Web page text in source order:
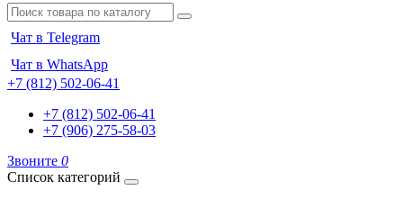
Чат в Telegram
Чат в WhatsApp
+7 (812) 502-06-41
+7 (812) 502-06-41
+7 (906) 275-58-03
Звоните 0
Список категорий